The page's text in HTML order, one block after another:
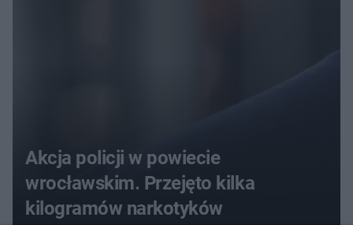
Akcja policji w powiecie
wrocławskim. Przejęto kilka
kilogramów narkotyków